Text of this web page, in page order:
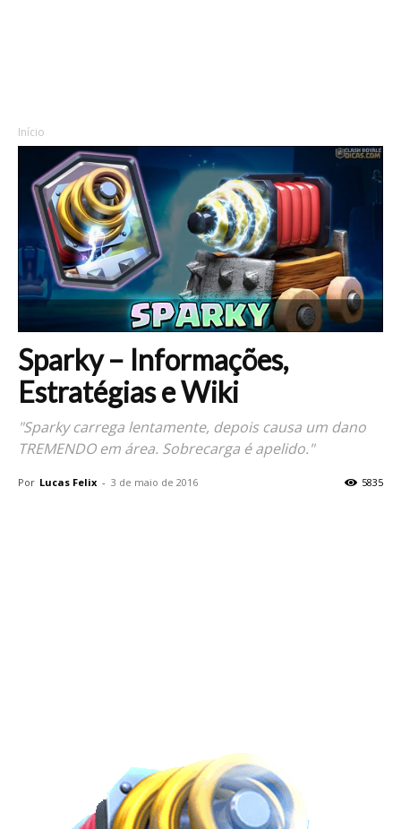
Início
Sparky – Informações,
Estratégias e Wiki
"Sparky carrega lentamente, depois causa um dano
TREMENDO em área. Sobrecarga é apelido."
Por Lucas Felix - 3 de maio de 2016 5835